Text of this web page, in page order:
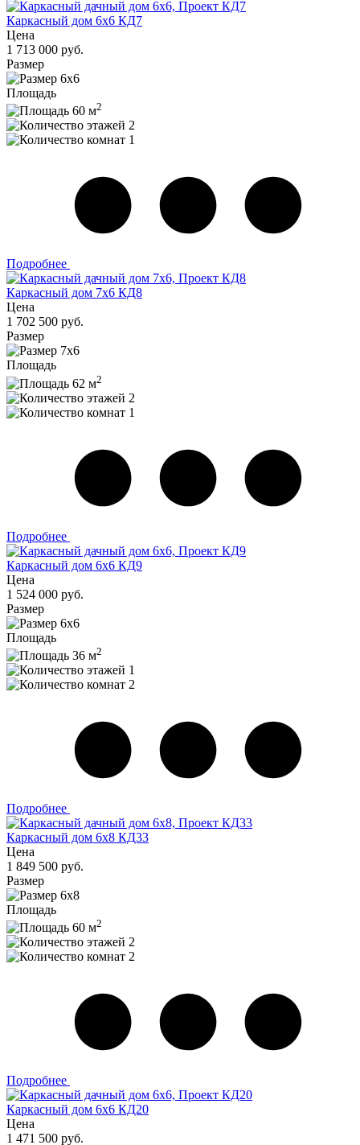
Каркасный дом 6x6 КД7
Цена
1 713 000 руб.
Размер
6x6
Площадь
60 м2
2
1
Подробнее
Каркасный дом 7x6 КД8
Цена
1 702 500 руб.
Размер
7x6
Площадь
62 м2
2
1
Подробнее
Каркасный дом 6x6 КД9
Цена
1 524 000 руб.
Размер
6x6
Площадь
36 м2
1
2
Подробнее
Каркасный дом 6x8 КД33
Цена
1 849 500 руб.
Размер
6x8
Площадь
60 м2
2
2
Подробнее
Каркасный дом 6x6 КД20
Цена
1 471 500 руб.